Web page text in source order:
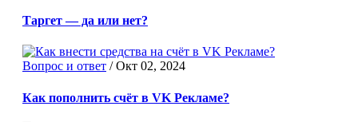
Таргет — да или нет?
Вопрос и ответ /Окт 02, 2024
Как пополнить счёт в VK Рекламе?